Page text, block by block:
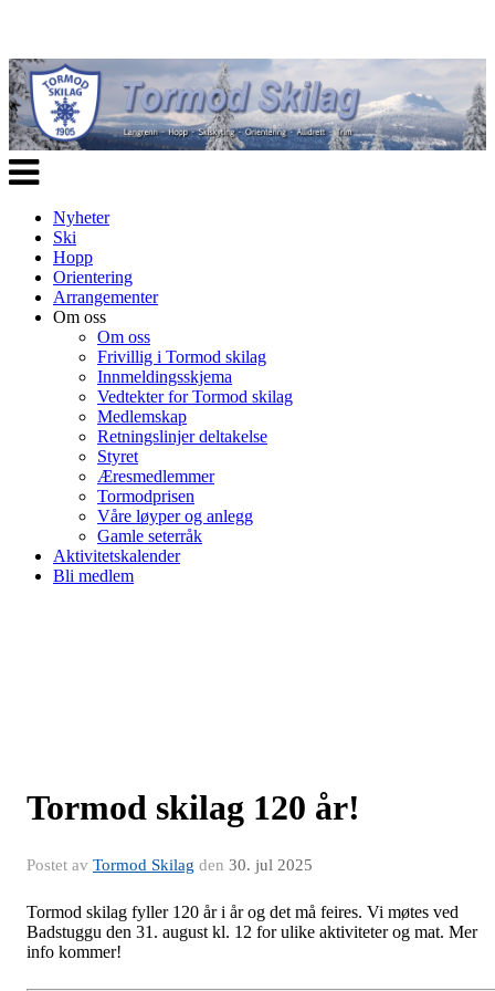
Veksle
navigasjon
Nyheter
Ski
Hopp
Orientering
Arrangementer
Om oss
Om oss
Frivillig i Tormod skilag
Innmeldingsskjema
Vedtekter for Tormod skilag
Medlemskap
Retningslinjer deltakelse
Styret
Æresmedlemmer
Tormodprisen
Våre løyper og anlegg
Gamle seterråk
Aktivitetskalender
Bli medlem
Tormod skilag 120 år!
Postet av Tormod Skilag den 30. jul 2025
Tormod skilag fyller 120 år i år og det må feires. Vi møtes ved
Badstuggu den 31. august kl. 12 for ulike aktiviteter og mat. Mer
info kommer!